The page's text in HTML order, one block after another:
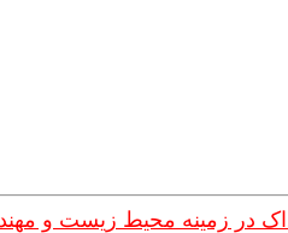
در زمینه محیط زیست و